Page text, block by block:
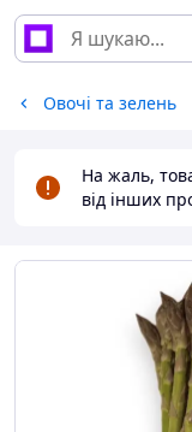
Овочі та зелень
На жаль,
від інших